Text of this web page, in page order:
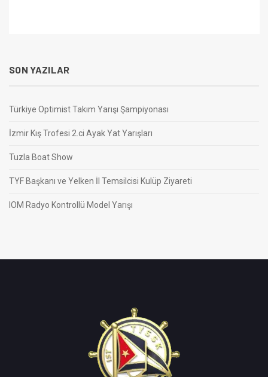
SON YAZILAR
Türkiye Optimist Takım Yarışı Şampiyonası
İzmir Kış Trofesi 2.ci Ayak Yat Yarışları
Tuzla Boat Show
TYF Başkanı ve Yelken İl Temsilcisi Kulüp Ziyareti
IOM Radyo Kontrollü Model Yarışı